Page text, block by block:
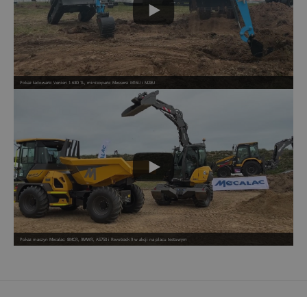
Pokaz ładowarki Venieri 1.63D TL, minikoparki Messersi M16U i M28U
Pokaz maszyn Mecalac: 8MCR, 9MWR, AS750 i Revotrack 9 w akcji na placu testowym